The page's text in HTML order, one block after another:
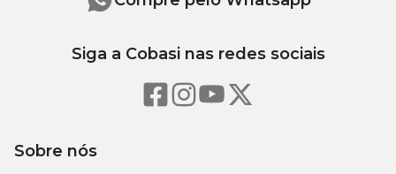
Sobre nós
Siga a Cobasi nas redes sociais